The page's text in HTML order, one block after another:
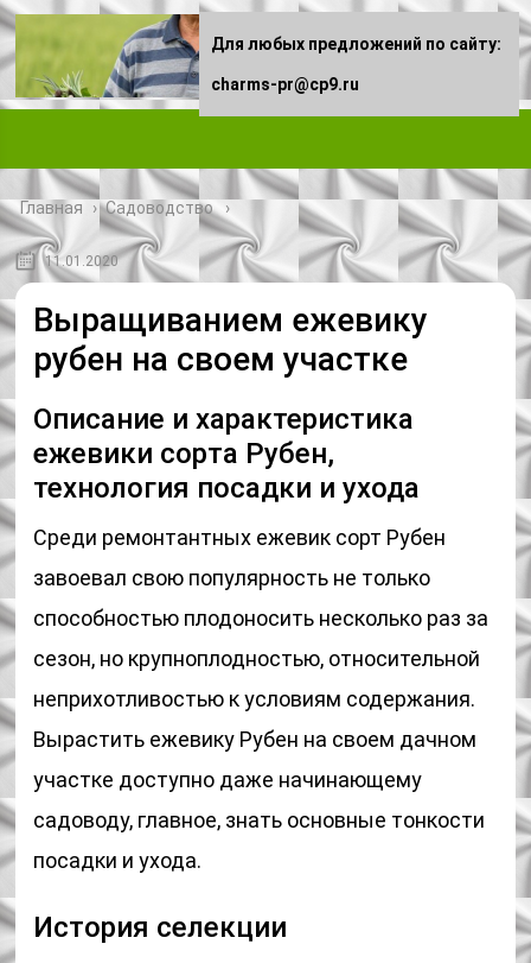
Главная › Садоводство
11.01.2020
Выращиванием ежевику
рубен на своем участке
Описание и характеристика
ежевики сорта Рубен,
технология посадки и ухода
Среди ремонтантных ежевик сорт Рубен
завоевал свою популярность не только
способностью плодоносить несколько раз за
сезон, но крупноплодностью, относительной
неприхотливостью к условиям содержания.
Вырастить ежевику Рубен на своем дачном
участке доступно даже начинающему
садоводу, главное, знать основные тонкости
посадки и ухода.
История селекции
Для любых предложений по сайту:
charms-pr@cp9.ru